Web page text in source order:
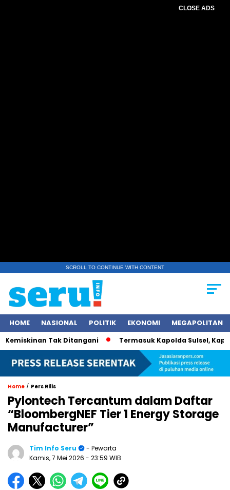
CLOSE ADS
SCROLL TO CONTINUE WITH CONTENT
HOME NASIONAL POLITIK EKONOMI MEGAPOLITAN
Tak Ditangani Termasuk Kapolda Sulsel, Kapolri
Home / Pers Rilis
Pylontech Tercantum dalam Daftar
“BloombergNEF Tier 1 Energy Storage
Manufacturer”
Tim Info Seru
- Pewarta
Kamis, 7 Mei 2026 - 23:59 WIB